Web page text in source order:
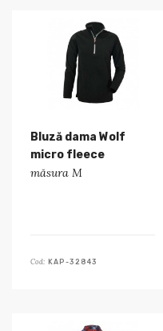
Bluză dama Wolf
micro fleece
măsura M
Cod: KAP-32843